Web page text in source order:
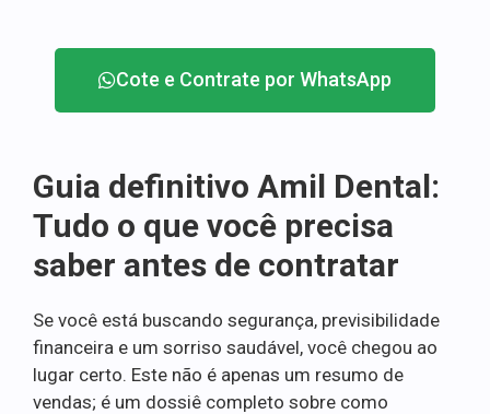
Cote e Contrate por WhatsApp
Guia definitivo Amil Dental:
Tudo o que você precisa
saber antes de contratar
Se você está buscando segurança, previsibilidade
financeira e um sorriso saudável, você chegou ao
lugar certo. Este não é apenas um resumo de
vendas; é um dossiê completo sobre como